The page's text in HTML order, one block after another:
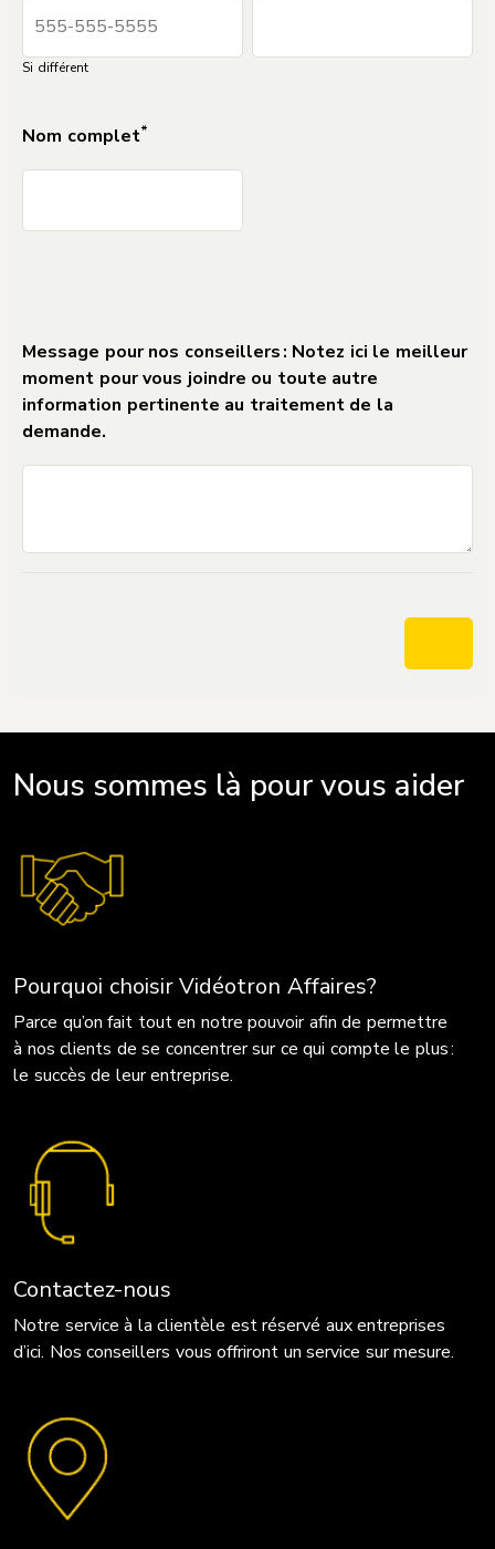
Si différent
Nom complet*
Message pour nos conseillers : Notez ici le meilleur
moment pour vous joindre ou toute autre
information pertinente au traitement de la
demande.
Nous sommes là pour vous aider
Pourquoi choisir Vidéotron Affaires?
Parce qu’on fait tout en notre pouvoir afin de permettre
à nos clients de se concentrer sur ce qui compte le plus :
le succès de leur entreprise.
Contactez-nous
Notre service à la clientèle est réservé aux entreprises
d’ici. Nos conseillers vous offriront un service sur mesure.